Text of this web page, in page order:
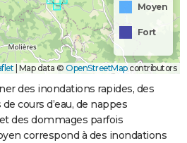
Moyen
Fort
| Map data © OpenStreetMapcontributors
des inondations rapides, des
cours d’eau, de nappes
des dommages parfois
correspond à des inondations